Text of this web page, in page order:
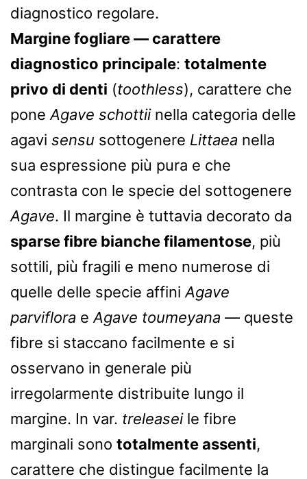
diagnostico regolare.
Margine fogliare — carattere
diagnostico principale: totalmente
privo di denti (toothless), carattere che
pone Agave schottiinella categoria delle
agavi sensu sottogenere Littaea nella
sua espressione più pura e che
contrasta con le specie del sottogenere
Agave. Il margine è tuttavia decorato da
sparse fibre bianche filamentose, più
sottili, più fragili e meno numerose di
quelle delle specie affini Agave
parviflora e Agave toumeyana — queste
fibre si staccano facilmente e si
osservano in generale più
irregolarmente distribuite lungo il
margine. In var. treleaseile fibre
marginali sono totalmente assenti,
carattere che distingue facilmente la